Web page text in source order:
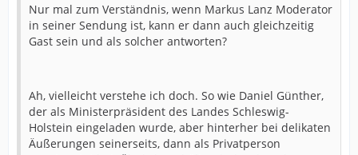
Nur mal zum Verständnis, wenn Markus Lanz Moderator
in seiner Sendung ist, kann er dann auch gleichzeitig
Gast sein und als solcher antworten?
Ah, vielleicht verstehe ich doch. So wie Daniel Günther,
der als Ministerpräsident des Landes Schleswig-
Holstein eingeladen wurde, aber hinterher bei delikaten
Äußerungen seinerseits, dann als Privatperson